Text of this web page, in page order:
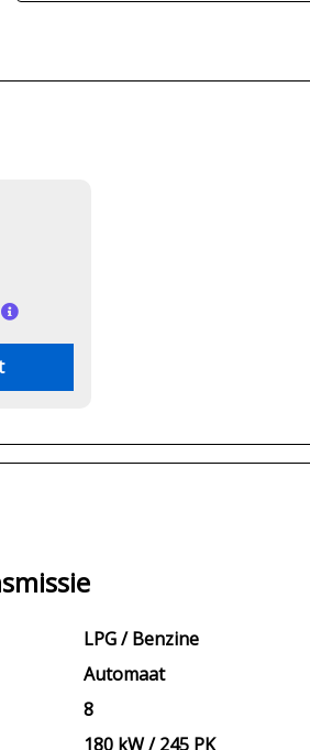
LPG / Benzine
Automaat
8
180 kW / 245 PK